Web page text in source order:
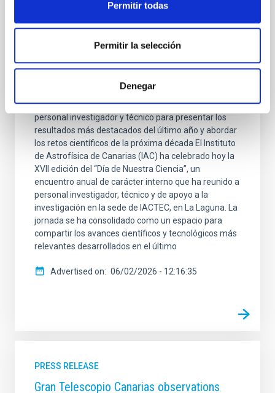
Permitir todas
Permitir la selección
Denegar
Nuestra Ciencia”, un encuentro interno
para compartir avances científicos y
El Instituto de Astrofísica de Canarias reúne a su
personal investigador y técnico para presentar los
resultados más destacados del último año y abordar
los retos científicos de la próxima década El Instituto
de Astrofísica de Canarias (IAC) ha celebrado hoy la
XVII edición del “Día de Nuestra Ciencia”, un
encuentro anual de carácter interno que ha reunido a
personal investigador, técnico y de apoyo a la
investigación en la sede de IACTEC, en La Laguna. La
jornada se ha consolidado como un espacio para
compartir los avances científicos y tecnológicos más
relevantes desarrollados en el último
Advertised on 06/02/2026 - 12:16:35
PRESS RELEASE
Gran Telescopio Canarias observations